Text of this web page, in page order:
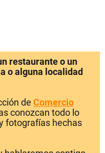
restaurante o un
o alguna localidad
de Comercio
conozcan todo lo
fotografías hechas